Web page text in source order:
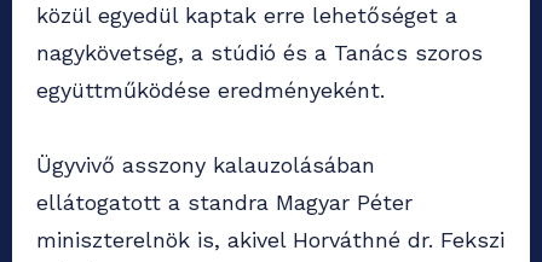
közül egyedül kaptak erre lehetőséget a
nagykövetség, a stúdió és a Tanács szoros
együttműködése eredményeként.
Ügyvivő asszony kalauzolásában
ellátogatott a standra Magyar Péter
miniszterelnök is, akivel Horváthné dr. Fekszi